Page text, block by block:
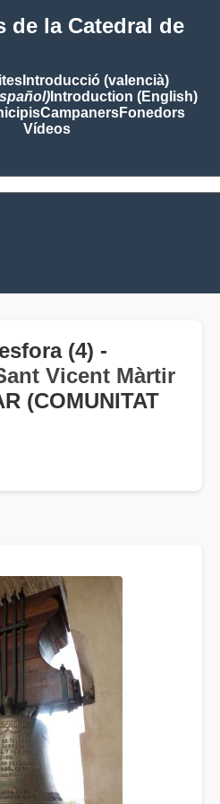
de la Catedral de
Introducció (valencià)
Introduction (English)
CampanersFonedors
Vídeos
(4) -
Vicent Màrtir
(COMUNITAT